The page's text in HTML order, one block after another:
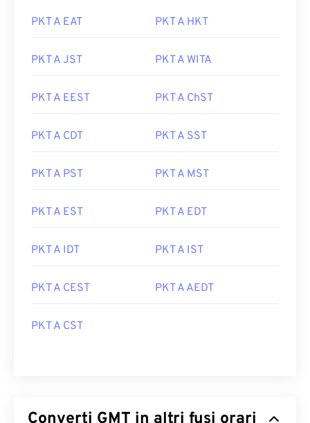
PKT A EAT PKT A HKT
PKT A JST PKT A WITA
PKT A EEST PKT A ChST
PKT A CDT PKT A SST
PKT A PST PKT A MST
PKT A EST PKT A EDT
PKT A IDT PKT A IST
PKT A CEST PKT A AEDT
PKT A CST